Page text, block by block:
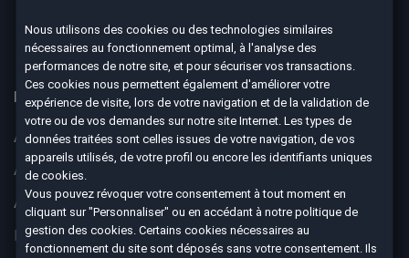
8590 avis Google
Nos 67 agences à votre service dans toute la France
Aix-en-Provence
Ajaccio
Albertville
Angoulême
Aurillac
Belfort
Bergerac
Nous utilisons des cookies ou des technologies similaires
nécessaires au fonctionnement optimal, à l'analyse des
performances de notre site, et pour sécuriser vos transactions.
Ces cookies nous permettent également d'améliorer votre
expérience de visite, lors de votre navigation et de la validation de
votre ou de vos demandes sur notre site Internet. Les types de
données traitées sont celles issues de votre navigation, de vos
appareils utilisés, de votre profil ou encore les identifiants uniques
de cookies.
Vous pouvez révoquer votre consentement à tout moment en
cliquant sur "Personnaliser" ou en accédant à notrepolitique de
gestion des cookies . Certains cookies nécessaires au
fonctionnement du site sont déposés sans votre consentement. Ils